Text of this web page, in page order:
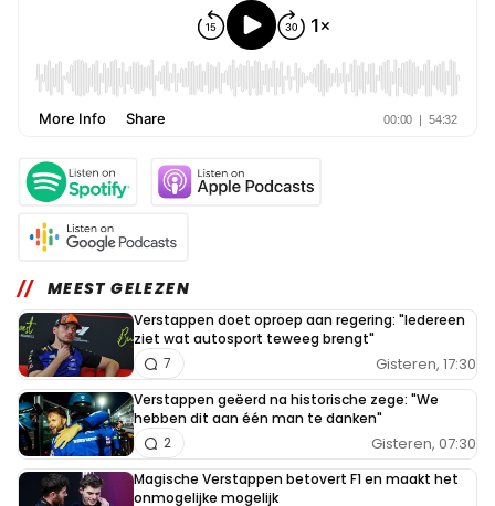
MEEST GELEZEN
Verstappen doet oproep aan regering: "Iedereen
ziet wat autosport teweeg brengt"
Gisteren, 17:30
7
Verstappen geëerd na historische zege: "We
hebben dit aan één man te danken"
Gisteren, 07:30
2
Magische Verstappen betovert F1 en maakt het
onmogelijke mogelijk